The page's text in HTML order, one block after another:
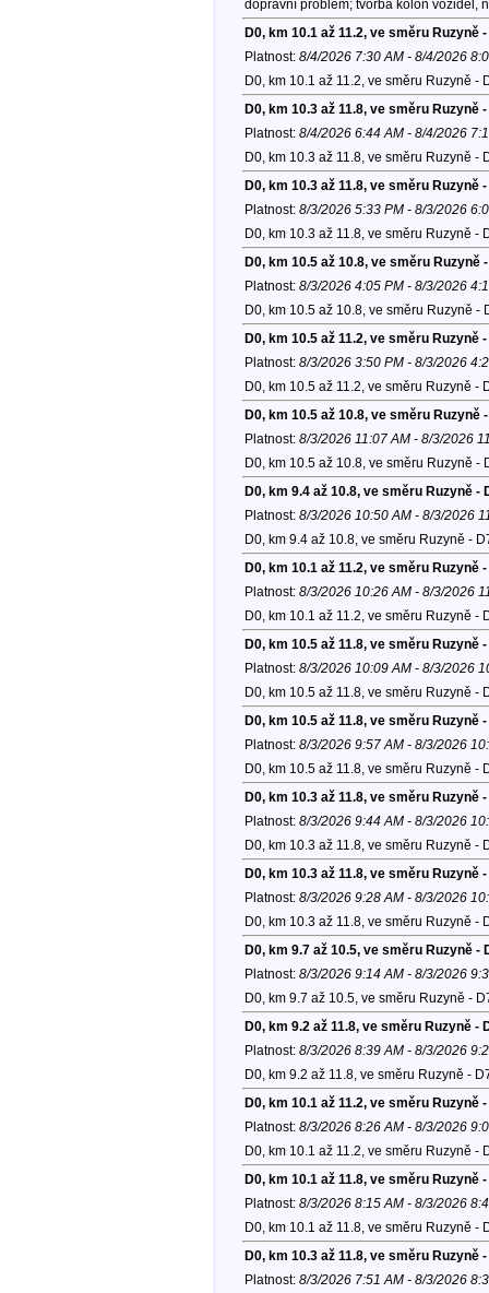
dopravní problém; tvorba kolon vozidel,
D0, km 10.1 až 11.2, ve směru Ruzyně -
Platnost: 8/4/2026 7:30 AM - 8/4/2026
D0, km 10.1 až 11.2, ve směru Ruzyně -
D0, km 10.3 až 11.8, ve směru Ruzyně -
Platnost: 8/4/2026 6:44 AM - 8/4/2026
D0, km 10.3 až 11.8, ve směru Ruzyně -
D0, km 10.3 až 11.8, ve směru Ruzyně -
Platnost: 8/3/2026 5:33 PM - 8/3/2026
D0, km 10.3 až 11.8, ve směru Ruzyně -
D0, km 10.5 až 10.8, ve směru Ruzyně
Platnost: 8/3/2026 4:05 PM - 8/3/2026
D0, km 10.5 až 10.8, ve směru Ruzyně -
D0, km 10.5 až 11.2, ve směru Ruzyně -
Platnost: 8/3/2026 3:50 PM - 8/3/2026
D0, km 10.5 až 11.2, ve směru Ruzyně -
D0, km 10.5 až 10.8, ve směru Ruzyně
Platnost: 8/3/2026 11:07 AM - 8/3/2026
D0, km 10.5 až 10.8, ve směru Ruzyně -
D0, km 9.4 až 10.8, ve směru Ruzyně -
Platnost: 8/3/2026 10:50 AM - 8/3/2026
D0, km 9.4 až 10.8, ve směru Ruzyně -
D0, km 10.1 až 11.2, ve směru Ruzyně -
Platnost: 8/3/2026 10:26 AM - 8/3/2026
D0, km 10.1 až 11.2, ve směru Ruzyně -
D0, km 10.5 až 11.8, ve směru Ruzyně -
Platnost: 8/3/2026 10:09 AM - 8/3/2026
D0, km 10.5 až 11.8, ve směru Ruzyně -
D0, km 10.5 až 11.8, ve směru Ruzyně -
Platnost: 8/3/2026 9:57 AM - 8/3/2026
D0, km 10.5 až 11.8, ve směru Ruzyně -
D0, km 10.3 až 11.8, ve směru Ruzyně -
Platnost: 8/3/2026 9:44 AM - 8/3/2026
D0, km 10.3 až 11.8, ve směru Ruzyně -
D0, km 10.3 až 11.8, ve směru Ruzyně -
Platnost: 8/3/2026 9:28 AM - 8/3/2026
D0, km 10.3 až 11.8, ve směru Ruzyně -
D0, km 9.7 až 10.5, ve směru Ruzyně -
Platnost: 8/3/2026 9:14 AM - 8/3/2026
D0, km 9.7 až 10.5, ve směru Ruzyně -
D0, km 9.2 až 11.8, ve směru Ruzyně -
Platnost: 8/3/2026 8:39 AM - 8/3/2026
D0, km 9.2 až 11.8, ve směru Ruzyně -
D0, km 10.1 až 11.2, ve směru Ruzyně -
Platnost: 8/3/2026 8:26 AM - 8/3/2026
D0, km 10.1 až 11.2, ve směru Ruzyně -
D0, km 10.1 až 11.8, ve směru Ruzyně -
Platnost: 8/3/2026 8:15 AM - 8/3/2026
D0, km 10.1 až 11.8, ve směru Ruzyně -
D0, km 10.3 až 11.8, ve směru Ruzyně -
Platnost: 8/3/2026 7:51 AM - 8/3/2026